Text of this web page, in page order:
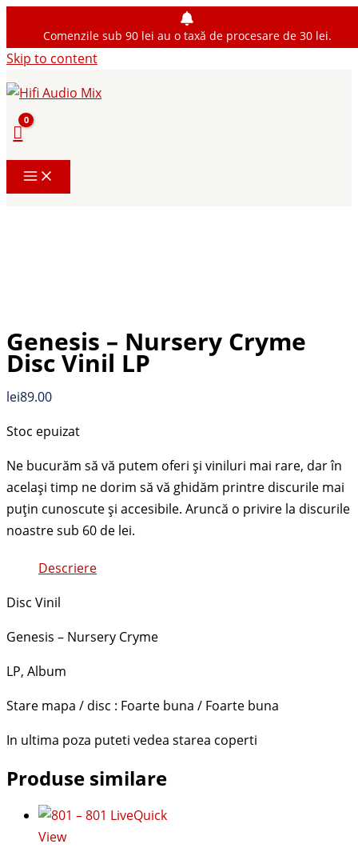
Comenzile sub 90 lei au o taxă de procesare de 30 lei.
Skip to content
Genesis – Nursery Cryme
Disc Vinil LP
lei89.00
Stoc epuizat
Descriere
Disc Vinil
Genesis – Nursery Cryme
LP, Album
Stare mapa / disc : Foarte buna / Foarte buna
In ultima poza puteti vedea starea coperti
Produse similare
Quick
View